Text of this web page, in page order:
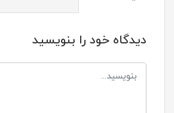
دیدگاه خود را بنویسید